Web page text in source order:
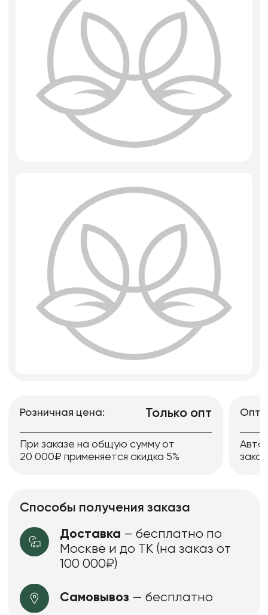
Игрушки мягкие
Сухоцветы
Розничная цена: Только опт
При заказе на общую сумму от
20 000₽ применяется скидка 5%
Способы получения заказа
Доставка – бесплатно по
Москве и до ТК (на заказ от
100 000₽)
Самовывоз — бесплатно